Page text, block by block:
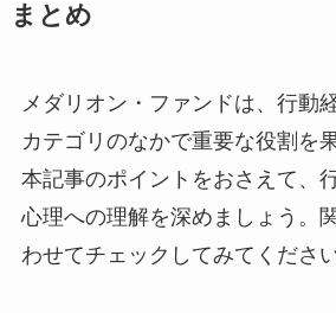
まとめ
メダリオン・ファンドは、行動
カテゴリのなかで重要な役割を
本記事のポイントをおさえて、
心理への理解を深めましょう。
わせてチェックしてみてください